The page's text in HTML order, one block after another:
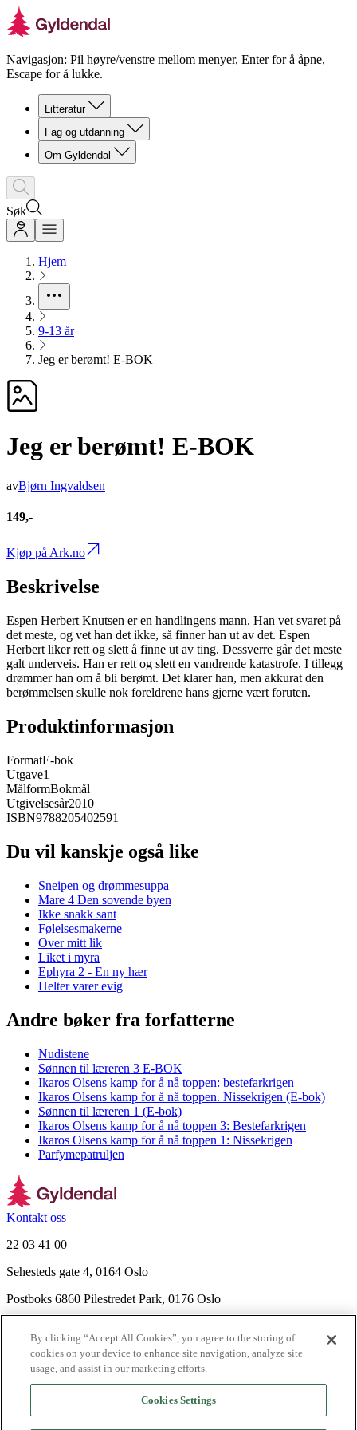
Navigasjon: Pil høyre/venstre mellom menyer, Enter for å åpne,
Escape for å lukke.
Litteratur
Fag og utdanning
Om Gyldendal
Søk
Hjem
9-13 år
Jeg er berømt! E-BOK
Jeg er berømt! E-BOK
avBjørn Ingvaldsen
149,-
Kjøp på Ark.no
Beskrivelse
Espen Herbert Knutsen er en handlingens mann. Han vet svaret på
det meste, og vet han det ikke, så finner han ut av det. Espen
Herbert liker rett og slett å finne ut av ting. Dessverre går det meste
galt underveis. Han er rett og slett en vandrende katastrofe. I tillegg
drømmer han om å bli berømt. Det klarer han, men akkurat den
berømmelsen skulle nok foreldrene hans gjerne vært foruten.
Produktinformasjon
FormatE-bok
Utgave1
MålformBokmål
Utgivelsesår2010
ISBN9788205402591
Du vil kanskje også like
Sneipen og drømmesuppa
Mare 4 Den sovende byen
Ikke snakk sant
Følelsesmakerne
Over mitt lik
Liket i myra
Ephyra 2 - En ny hær
Helter varer evig
Andre bøker fra forfatterne
Nudistene
Sønnen til læreren 3 E-BOK
Ikaros Olsens kamp for å nå toppen: bestefarkrigen
Ikaros Olsens kamp for å nå toppen. Nissekrigen (E-bok)
Sønnen til læreren 1 (E-bok)
Ikaros Olsens kamp for å nå toppen 3: Bestefarkrigen
Ikaros Olsens kamp for å nå toppen 1: Nissekrigen
Parfymepatruljen
Kontakt oss
22 03 41 00
Sehesteds gate 4, 0164 Oslo
Postboks 6860 Pilestredet Park, 0176 Oslo
Nyhetsbrev
Ledige stillinger
Send inn manus
By clicking “Accept All Cookies”, you agree to the storing of
cookies on your device to enhance site navigation, analyze site
usage, and assist in our marketing efforts.
Cookies Settings